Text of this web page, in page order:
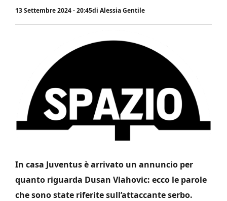
13 Settembre 2024 - 20:45di Alessia Gentile
In casa Juventus è arrivato un annuncio per
quanto riguarda Dusan Vlahovic: ecco le parole
che sono state riferite sull’attaccante serbo.